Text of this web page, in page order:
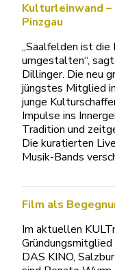
Kulturleinwand
Pinzgau
„Saalfelden ist die
umgestalten“,
Dillinger. Die neu
jüngstes Mitglied
junge
Impulse ins
Tradition und
Die kuratierten
Musik-Bands
Film als
Im aktuellen
DAS KINO,